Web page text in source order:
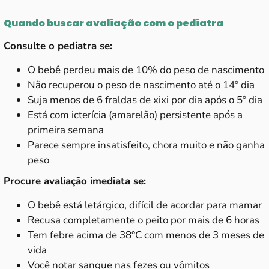
Quando buscar avaliação com o pediatra
Consulte o pediatra se:
O bebê perdeu mais de 10% do peso de nascimento
Não recuperou o peso de nascimento até o 14º dia
Suja menos de 6 fraldas de xixi por dia após o 5º dia
Está com icterícia (amarelão) persistente após a
primeira semana
Parece sempre insatisfeito, chora muito e não ganha
peso
Procure avaliação imediata se:
O bebê está letárgico, difícil de acordar para mamar
Recusa completamente o peito por mais de 6 horas
Tem febre acima de 38°C com menos de 3 meses de
vida
Você notar sangue nas fezes ou vômitos